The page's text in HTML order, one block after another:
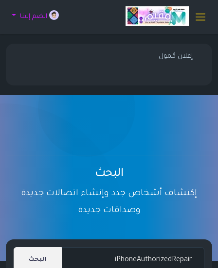
انضم إلينا
إعلان مُمول
البحث
إكتشاف أشخاص جدد وإنشاء اتصالات جديدة
وصداقات جديدة
البحث